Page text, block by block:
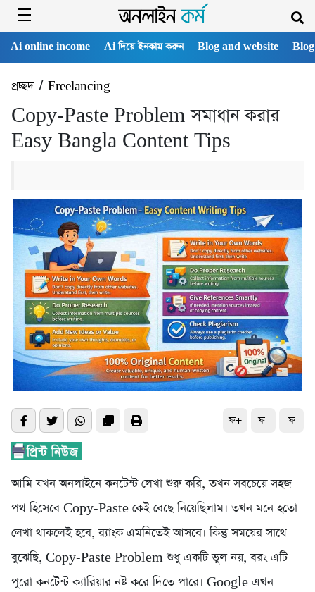
Ai online income Ai দিয়ে ইনকাম করুন Blog and website
প্রচ্ছদ/ Freelancing
Copy-Paste Problem সমাধান করার
Easy Bangla Content Tips
ফ+ ফ- ফ
আমি যখন অনলাইনে কনটেন্ট লেখা শুরু করি, তখন সবচেয়ে সহজ
পথ হিসেবে Copy-Paste কেই বেছে নিয়েছিলাম। তখন মনে হতো
লেখা থাকলেই হবে, র‍্যাংক এমনিতেই আসবে। কিন্তু সময়ের সাথে
বুঝেছি, Copy-Paste Problem শুধু একটি ভুল নয়, বরং এটি
পুরো কনটেন্ট ক্যারিয়ার নষ্ট করে দিতে পারে। Google এখন